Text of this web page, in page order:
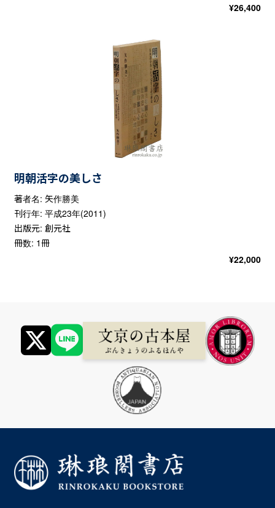
¥26,400
明朝活字の美しさ
著者名: 矢作勝美
刊行年: 平成23年(2011)
出版元: 創元社
冊数: 1冊
¥22,000